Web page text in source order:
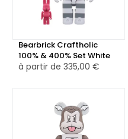
Bearbrick Craftholic
100% & 400% Set White
à partir de 335,00 €